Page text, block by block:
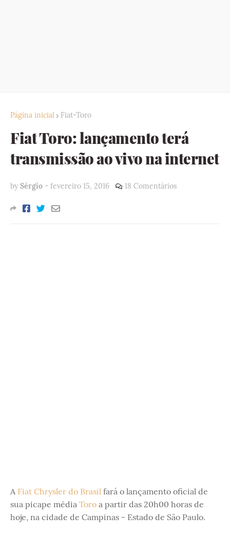
Página inicial Fiat-Toro
Fiat Toro: lançamento terá
transmissão ao vivo na internet
by Sérgio - fevereiro 15, 2016 18 Comentários
A Fiat Chrysler do Brasil fará o lançamento oficial de
sua picape média Toro a partir das 20h00 horas de
hoje, na cidade de Campinas - Estado de São Paulo.